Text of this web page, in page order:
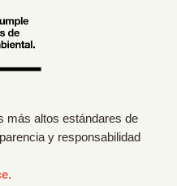
más altos estándares de
y responsabilidad